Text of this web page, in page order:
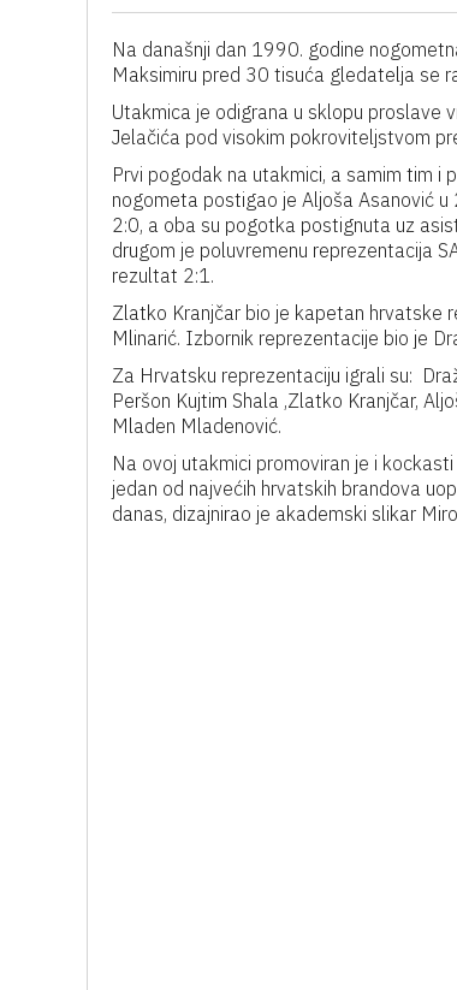
Na današnji dan 1990. godine
Maksimiru pred 30 tisuća gledatelja se
Utakmica je odigrana u sklopu proslave
Jelačića pod visokim pokroviteljstvom
Prvi pogodak na utakmici, a samim tim
nogometa postigao je Aljoša Asanović
2:0, a oba su pogotka postignuta uz
drugom je poluvremenu reprezentacija
rezultat 2:1.
Zlatko Kranjčar bio je kapetan hrvatske
Mlinarić. Izbornik reprezentacije bio je
Za Hrvatsku reprezentaciju igrali su:
Peršon Kujtim Shala ,Zlatko Kranjčar,
Mladen Mladenović.
Na ovoj utakmici promoviran je i
jedan od najvećih hrvatskih brandova
danas, dizajnirao je akademski slikar